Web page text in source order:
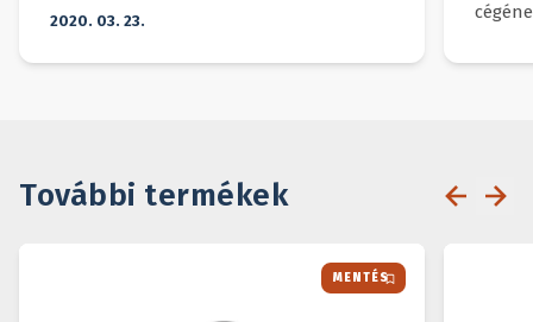
2020. 03. 23.
További termékek
MENTÉS